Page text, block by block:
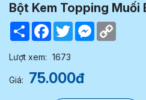
Bột Kem Topping Muối
Share Facebook
TwitterMessenger
Lượt xem: 1673
Giá: 75.000đ